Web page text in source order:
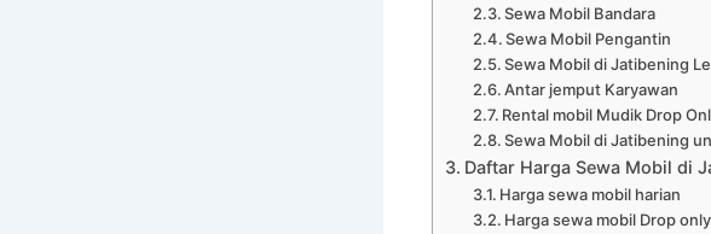
Sewa Mobil Bandara
Sewa Mobil Pengantin
Sewa Mobil di Jatibening
Antar jemput Karyawan
Rental mobil Mudik Drop
Sewa Mobil di Jatibening
Daftar Harga Sewa Mobil di
Harga sewa mobil harian
Harga sewa mobil Drop only